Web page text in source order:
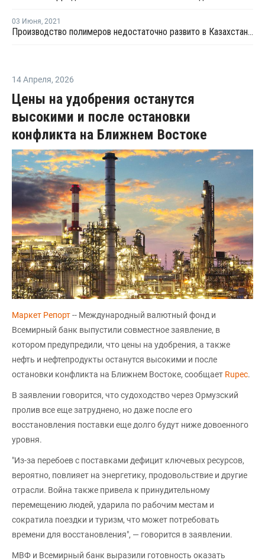
03 Июня, 2021
Производство полимеров недостаточно развито в Казахстане из-за отсутствия полноценного ГХК- вице-министр
14 Апреля, 2026
Цены на удобрения останутся
высокими и после остановки
конфликта на Ближнем Востоке
Маркет Репорт-- Международный валютный фонд и
Всемирный банк выпустили совместное заявление, в
котором предупредили, что цены на удобрения, а также
нефть и нефтепродукты останутся высокими и после
остановки конфликта на Ближнем Востоке, сообщает Rupec.
В заявлении говорится, что судоходство через Ормузский
пролив все еще затруднено, но даже после его
восстановления поставки еще долго будут ниже довоенного
уровня.
"Из-за перебоев с поставками дефицит ключевых ресурсов,
вероятно, повлияет на энергетику, продовольствие и другие
отрасли. Война также привела к принудительному
перемещению людей, ударила по рабочим местам и
сократила поездки и туризм, что может потребовать
времени для восстановления", — говорится в заявлении.
МВФ и Всемирный банк выразили готовность оказать